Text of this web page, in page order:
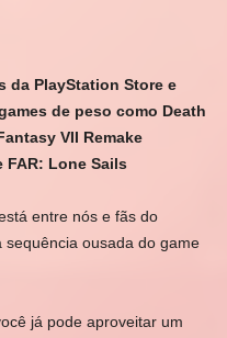
da PlayStation Store e
de peso como Death
VII Remake
FAR: Lone Sails
entre nós e fãs do
sequência ousada do game
já pode aproveitar um